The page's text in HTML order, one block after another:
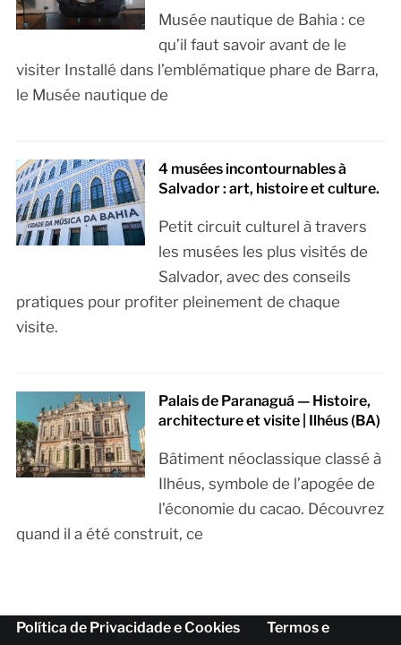
Musée nautique de Bahia : ce
qu’il faut savoir avant de le
visiter Installé dans l’emblématique phare de Barra,
le Musée nautique de
4 musées incontournables à
Salvador : art, histoire et culture.
Petit circuit culturel à travers
les musées les plus visités de
Salvador, avec des conseils
pratiques pour profiter pleinement de chaque
visite.
Palais de Paranaguá — Histoire,
architecture et visite | Ilhéus (BA)
Bâtiment néoclassique classé à
Ilhéus, symbole de l’apogée de
l’économie du cacao. Découvrez
quand il a été construit, ce
Política de Privacidade e Cookies
Termos e